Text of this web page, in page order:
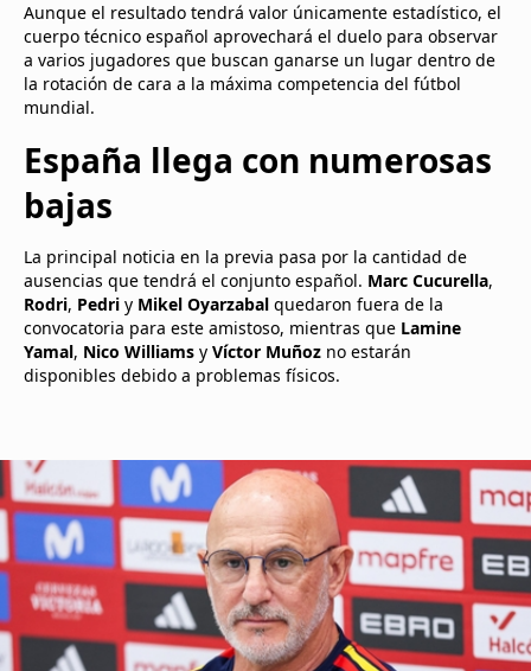
Aunque el resultado tendrá valor únicamente estadístico, el
cuerpo técnico español aprovechará el duelo para observar
a varios jugadores que buscan ganarse un lugar dentro de
la rotación de cara a la máxima competencia del fútbol
mundial.
España llega con numerosas
bajas
La principal noticia en la previa pasa por la cantidad de
ausencias que tendrá el conjunto español. Marc Cucurella,
Rodri, Pedri y Mikel Oyarzabal quedaron fuera de la
convocatoria para este amistoso, mientras que Lamine
Yamal, Nico Williams y Víctor Muñoz no estarán
disponibles debido a problemas físicos.